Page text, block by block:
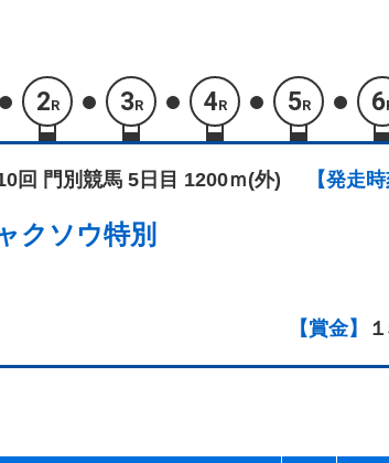
2R 3R 4R 5R 6
回 門別競馬 5日目 1200ｍ(外) 【発走時
クソウ特別
【賞金】